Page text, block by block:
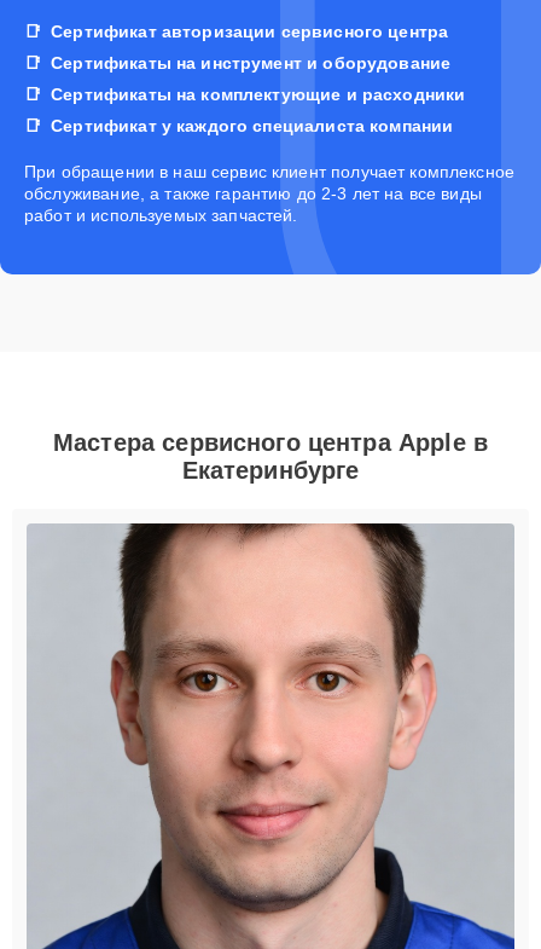
Сертификат авторизации сервисного центра
Сертификаты на инструмент и оборудование
Сертификаты на комплектующие и расходники
Сертификат у каждого специалиста компании
При обращении в наш сервис клиент получает комплексное
обслуживание, а также гарантию до 2-3 лет на все виды
работ и используемых запчастей.
Мастера сервисного центра Apple в
Екатеринбурге